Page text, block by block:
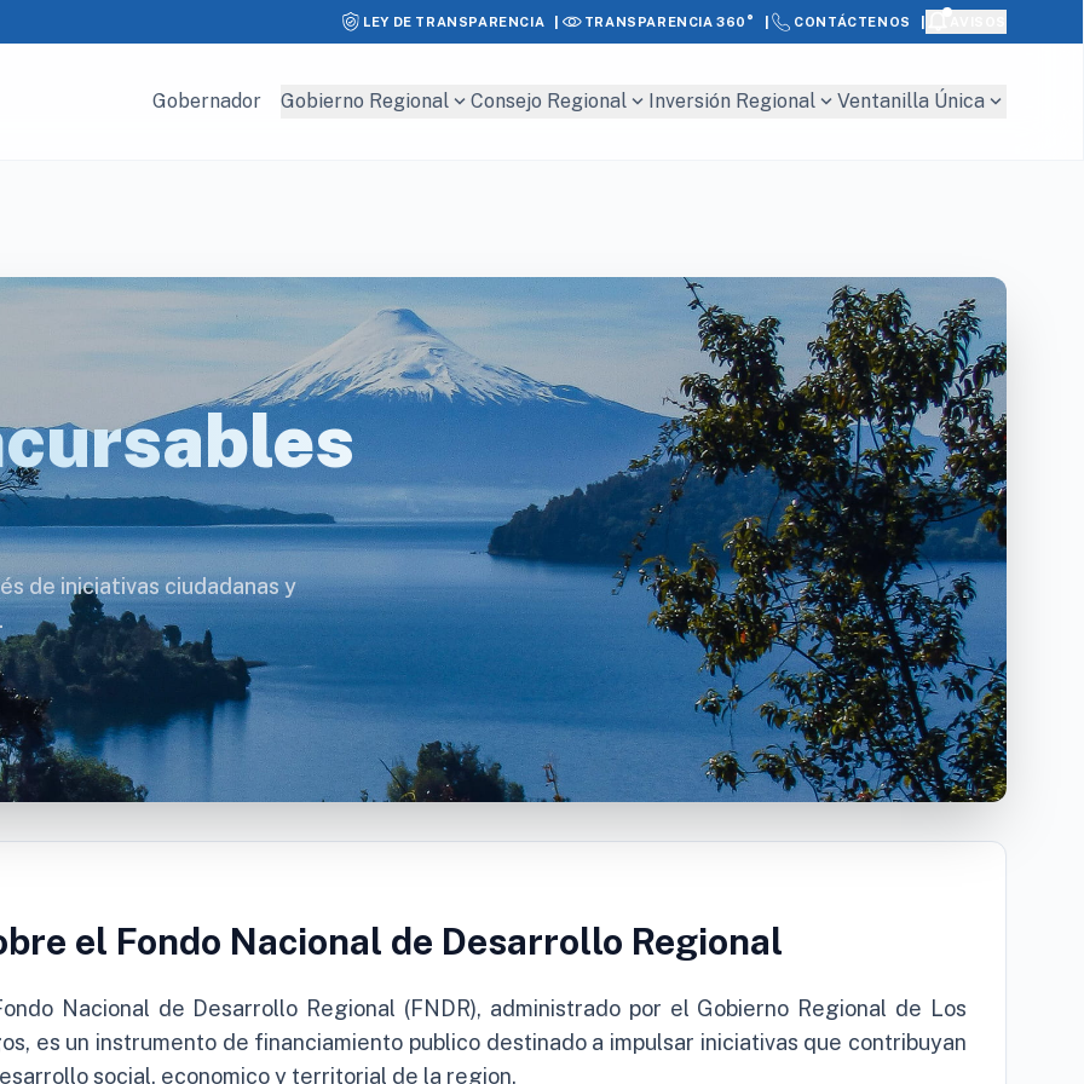
LEY DE TRANSPARENCIA | TRANSPARENCIA 360° CONTÁCTENOS
Gobernador Gobierno Regional expand_more Consejo Regional expand_more Inversión Regional expand_more Ventanilla Única expand_more
de iniciativas ciudadanas y
el Fondo Nacional de Desarrollo Regional
Nacional de Desarrollo Regional (FNDR), administrado por el Gobierno Regional de Los
es un instrumento de financiamiento publico destinado a impulsar iniciativas que contribuyan
social, economico y territorial de la region.